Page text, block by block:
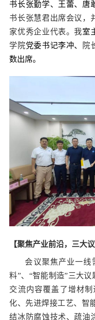
书长张勤学、王蕾、唐
书长张慧君出席会议，
家优秀企业代表。我室
学院党委书记李冲、 院
数出席。
【聚焦产业前沿，三大
会议聚焦产业一线
料”、“智能制造”三大议
交流内容覆盖了增材
化、先进焊接工艺、智
结冰防腐蚀技术、疏油